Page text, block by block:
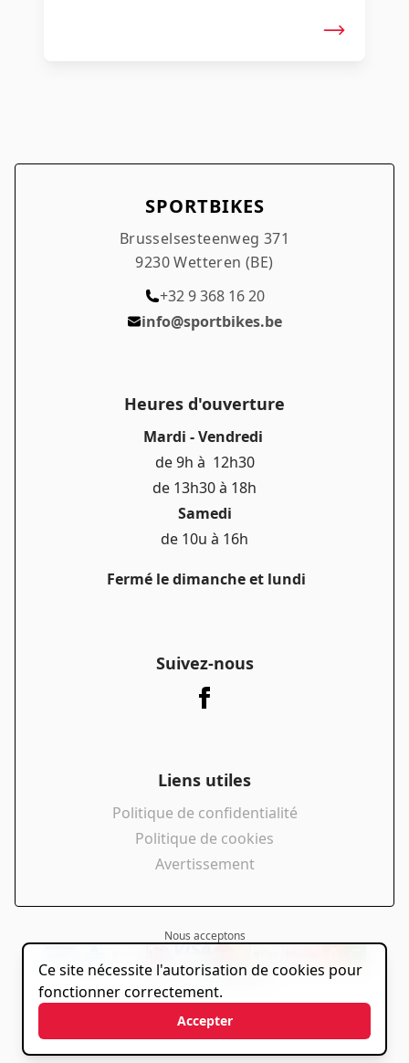
SPORTBIKES
Brusselsesteenweg 371
9230 Wetteren (BE)
+32 9 368 16 20
info@sportbikes.be
Heures d'ouverture
Mardi - Vendredi
de 9h à 12h30
de 13h30 à 18h
Samedi
de 10u à 16h
Fermé le dimanche et lundi
Suivez-nous
Liens utiles
Politique de confidentialité
Politique de cookies
Avertissement
Nous acceptons
powered by
Ce site nécessite l'autorisation de cookies pour
fonctionner correctement.
Accepter